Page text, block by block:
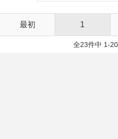
最初 1
全23件中 1-